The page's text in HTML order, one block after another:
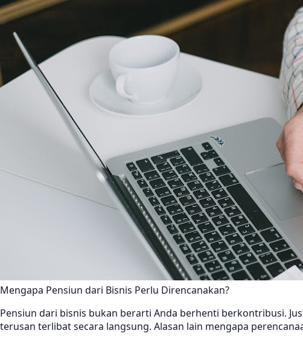
Mengapa Pensiun dari Bisnis Perlu Direncanakan?
Pensiun dari bisnis bukan berarti Anda berhenti berkontribusi.
terusan terlibat secara langsung. Alasan lain mengapa